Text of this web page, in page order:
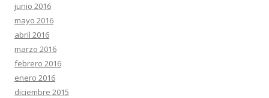
junio 2016
mayo 2016
abril 2016
marzo 2016
febrero 2016
enero 2016
diciembre 2015